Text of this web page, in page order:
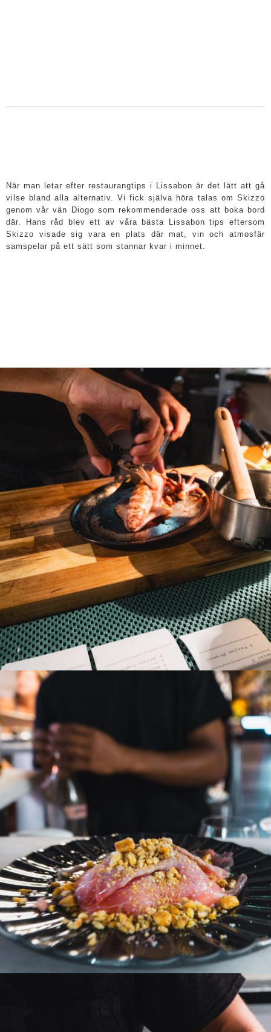
När man letar efter restaurangtips i Lissabon är det lätt att gå
vilse bland alla alternativ. Vi fick själva höra talas om Skizzo
genom vår vän Diogo som rekommenderade oss att boka bord
där. Hans råd blev ett av våra bästa Lissabon tips eftersom
Skizzo visade sig vara en plats där mat, vin och atmosfär
samspelar på ett sätt som stannar kvar i minnet.